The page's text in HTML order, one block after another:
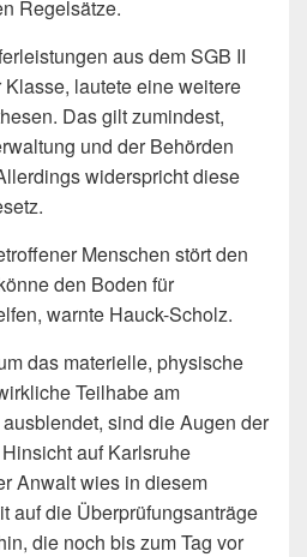
Regelsätze.
aus dem SGB II
lautete eine weitere
Das gilt zumindest,
und der Behörden
widerspricht diese
Menschen stört den
den Boden für
warnte Hauck-Scholz.
das materielle, physische
Teilhabe am
sind die Augen der
auf Karlsruhe
Anwalt wies in diesem
auf die Überprüfungsanträge
die noch bis zum Tag vor